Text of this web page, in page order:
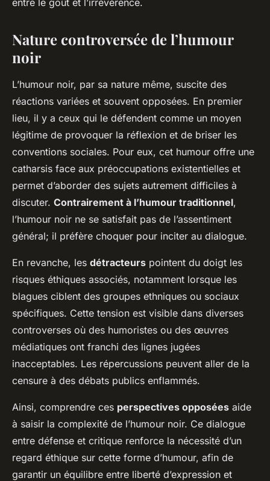
Nature controversée de l’humour
noir
L’humour noir, par sa nature même, suscite des
réactions variées et souvent opposées. En premier
lieu, il y a ceux qui le défendent comme un moyen
légitime de provoquer la réflexion et de briser les
conventions sociales. Pour eux, cet humour offre une
catharsis face aux préoccupations existentielles et
permet d’aborder des sujets autrement difficiles à
discuter. Contrairement à l’humour traditionnel,
l’humour noir ne se satisfait pas de l’assentiment
général; il préfère choquer pour inciter au dialogue.
En revanche, les détracteurs pointent du doigt les
risques éthiques associés, notamment lorsque les
blagues ciblent des groupes ethniques ou sociaux
spécifiques. Cette tension est visible dans diverses
controverses où des humoristes ou des œuvres
médiatiques ont franchi des lignes jugées
inacceptables. Les répercussions peuvent aller de la
censure à des débats publics enflammés.
Ainsi, comprendre ces perspectives opposées aide
à saisir la complexité de l’humour noir. Ce dialogue
entre défense et critique renforce la nécessité d’un
regard éthique sur cette forme d’humour, afin de
garantir un équilibre entre liberté d’expression et